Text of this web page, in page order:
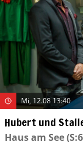
Mi, 12.08 13:40
Hubert und
Haus am See